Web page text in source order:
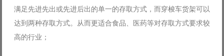
满足先进先出或先进后出的单一的存取方式，而穿梭车货架可以
达到两种存取方式。从而更适合食品、医药等对存取方式要求较
高的行业；